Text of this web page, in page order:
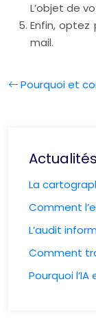
L’objet de
Enfin, optez
mail.
Pourquoi et
La
Comment
L’audit
Comment
Pourquoi